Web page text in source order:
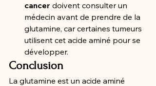
cancer doivent consulter un
médecin avant de prendre de la
glutamine, car certaines tumeurs
utilisent cet acide aminé pour se
développer.
Conclusion
La glutamine est un acide aminé